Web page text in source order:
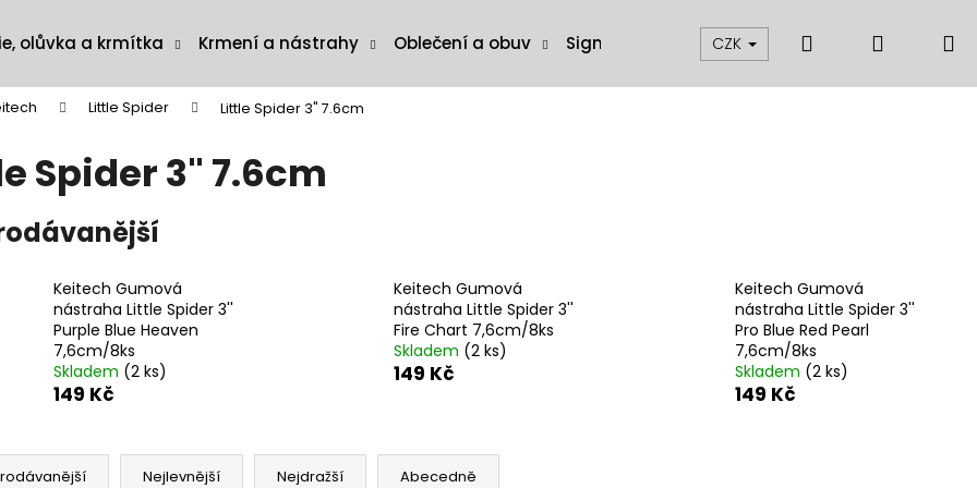
olůvka a krmítka Krmení a nástrahy Oblečení a obuv Signalizátory, swingery a čihátka Muškaření
CZK Hledat
Little Spider Little Spider 3" 7.6cm
Spider 3" 7.6cm
Keitech Gumová
nástraha Little Spider 3''
Purple Blue Heaven
7,6cm/8ks
Skladem (2 ks)
149 Kč
Keitech Gumová
nástraha Little Spider 3''
Fire Chart 7,6cm/8ks
Skladem (2 ks)
149 Kč
Keitech Gumová
nástraha Little Spider 3''
Pro Blue Red Pearl
7,6cm/8ks
Skladem (2 ks)
149 Kč
Nejlevnější Nejdražší Abecedně